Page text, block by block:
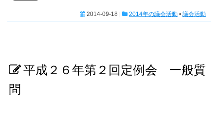
2014-09-18 | 2014年の議会活動 • 議会活動
平成２６年第２回定例会 一般質
問